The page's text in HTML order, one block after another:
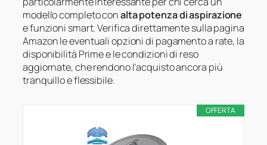
modello completo conalta potenza di aspirazione
e funzioni smart. Verifica direttamente sulla pagina
Amazon le eventuali opzioni di pagamento a rate, la
disponibilità Prime e le condizioni di reso
aggiornate, che rendono l’acquisto ancora più
tranquillo e flessibile.
OFFERTA